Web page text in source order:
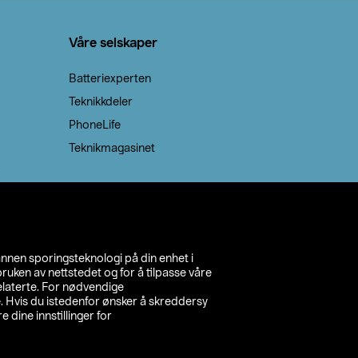
sporingsteknologi på din enhet i
av nettstedet og for å tilpasse våre
For nødvendige
Hvis du istedenfor ønsker å skreddersy
dine innstillinger for
Våre selskaper
Batteriexperten
Teknikkdeler
PhoneLife
Teknikmagasinet